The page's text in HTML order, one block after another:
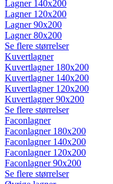
Lagner 140x200
Lagner 120x200
Lagner 90x200
Lagner 80x200
Se flere størrelser
Kuvertlagner
Kuvertlagner 180x200
Kuvertlagner 140x200
Kuvertlagner 120x200
Kuvertlagner 90x200
Se flere størrelser
Faconlagner
Faconlagner 180x200
Faconlagner 140x200
Faconlagner 120x200
Faconlagner 90x200
Se flere størrelser